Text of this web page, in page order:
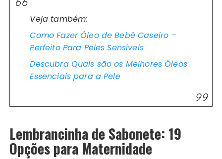
Veja também:
Como Fazer Óleo de Bebê Caseiro –
Perfeito Para Peles Sensíveis
Descubra Quais são os Melhores Óleos
Essenciais para a Pele
Lembrancinha de Sabonete: 19
Opções para Maternidade